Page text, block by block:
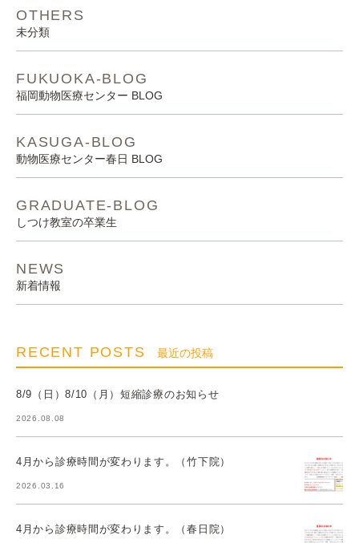
OTHERS
未分類
FUKUOKA-BLOG
福岡動物医療センター BLOG
KASUGA-BLOG
動物医療センター春日 BLOG
GRADUATE-BLOG
しつけ教室の卒業生
NEWS
新着情報
RECENT POSTS 最近の投稿
8/9（日）8/10（月）短縮診療のお知らせ
2026.08.08
4月から診療時間が変わります。（竹下院）
2026.03.16
4月から診療時間が変わります。（春日院）